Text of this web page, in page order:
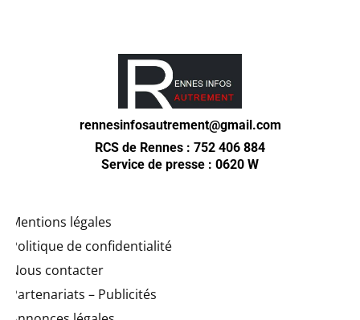
rennesinfosautrement@gmail.com
RCS de Rennes : 752 406 884
Service de presse : 0620 W
Mentions légales
Politique de confidentialité
Nous contacter
Partenariats – Publicités